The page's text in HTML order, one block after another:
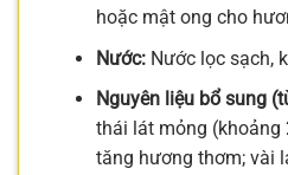
hoặc mật ong cho
Nước:Nước lọc sạch,
Nguyên liệu bổ sung
thái lát mỏng (khoảng
tăng hương thơm; vài